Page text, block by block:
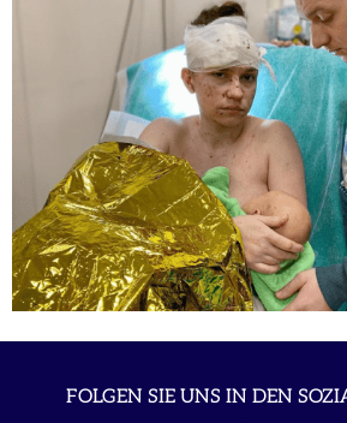
FOLGEN SIE UNS IN DEN